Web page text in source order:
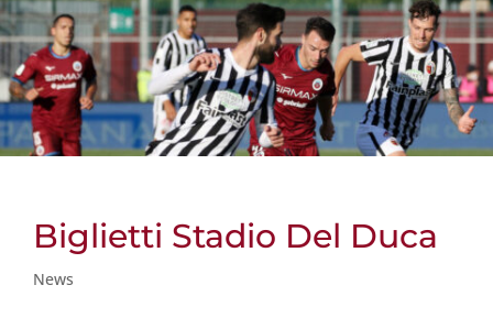
Biglietti Stadio Del Duca
News